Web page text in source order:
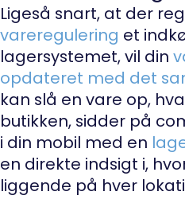
Ligeså snart, at der
vareregulering et
lagersystemet, vil din
opdateret med det
kan slå en vare op,
butikken, sidder på
i din mobil med en
en direkte indsigt i,
liggende på hver